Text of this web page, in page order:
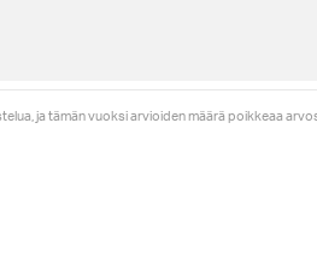
ja tämän vuoksi arvioiden määrä poikkeaa